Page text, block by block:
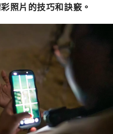
照片的技巧和訣竅。